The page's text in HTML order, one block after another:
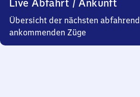
Live Abfahrt / Ankunft
Übersicht der nächsten
ankommenden Züge